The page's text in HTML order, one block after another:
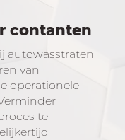
contanten
autowasstraten
van
operationele
te